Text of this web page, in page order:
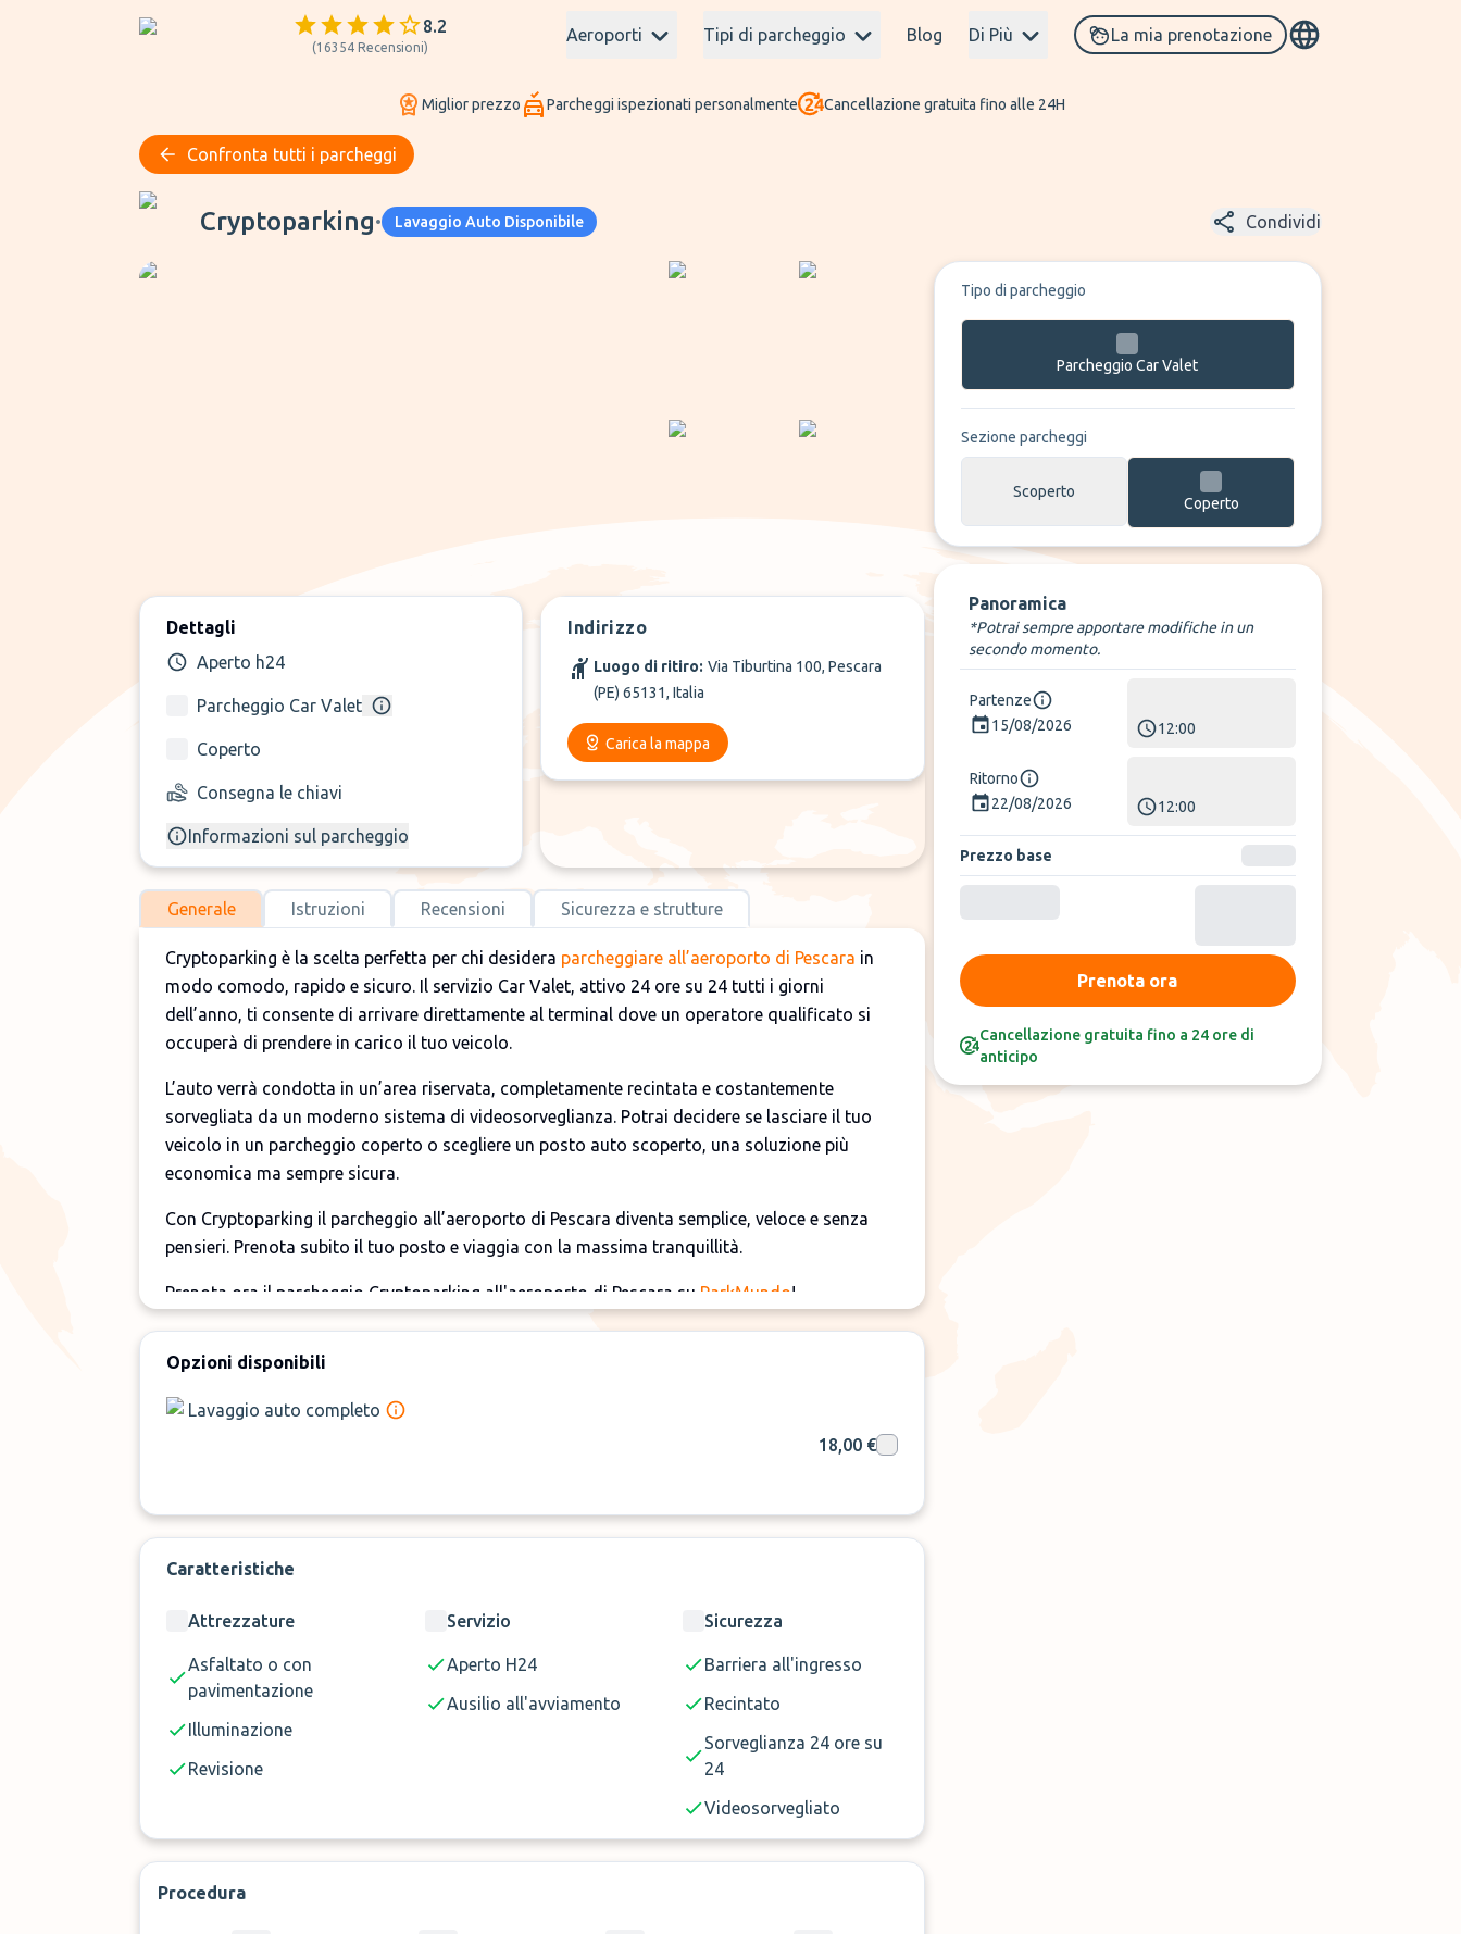
8.2
(16354 Recensioni)
Aeroporti Tipi di parcheggio Blog Di Più La mia prenotazione
Miglior prezzo Parcheggi ispezionati personalmente Cancellazione gratuita fino alle 24H
Confronta tutti i parcheggi
Cryptoparking
Cryptoparking• Lavaggio Auto Disponibile Condividi
Dettagli
Aperto h24
Parcheggio Car Valet
Coperto
Consegna le chiavi
Informazioni sul parcheggio
Indirizzo
Luogo di ritiro: Via Tiburtina 100, Pescara
(PE) 65131, Italia
Carica la mappa
Generale Istruzioni Recensioni Sicurezza e strutture
Cryptoparking è la scelta perfetta per chi desidera parcheggiare all’aeroporto di Pescara in
modo comodo, rapido e sicuro. Il servizio Car Valet, attivo 24 ore su 24 tutti i giorni
dell’anno, ti consente di arrivare direttamente al terminal dove un operatore qualificato si
occuperà di prendere in carico il tuo veicolo.
L’auto verrà condotta in un’area riservata, completamente recintata e costantemente
sorvegliata da un moderno sistema di videosorveglianza. Potrai decidere se lasciare il tuo
veicolo in un parcheggio coperto o scegliere un posto auto scoperto, una soluzione più
economica ma sempre sicura.
Con Cryptoparking il parcheggio all’aeroporto di Pescara diventa semplice, veloce e senza
pensieri. Prenota subito il tuo posto e viaggia con la massima tranquillità.
Prenota ora il parcheggio Cryptoparking all'aeroporto di Pescara su ParkMundo!
Opzioni disponibili
Lavaggio auto completo
18,00 €
Caratteristiche
Attrezzature
Asfaltato o con
pavimentazione
Illuminazione
Revisione
Servizio
Aperto H24
Ausilio all'avviamento
Sicurezza
Barriera all'ingresso
Recintato
Sorveglianza 24 ore su
24
Videosorvegliato
Procedura
Tipo di parcheggio
Parcheggio Car Valet
Sezione parcheggi
Scoperto
Coperto
Panoramica
*Potrai sempre apportare modifiche in un
secondo momento.
Partenze
15/08/2026
12:00
Ritorno
22/08/2026
12:00
Prezzo base
Prenota ora
Cancellazione gratuita fino a 24 ore di
anticipo